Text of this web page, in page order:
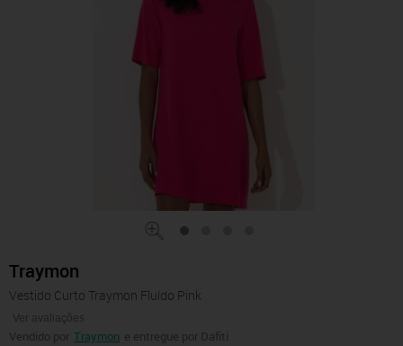
Traymon
Vestido Curto Traymon Fluído Pink
Ver avaliações
Vendido por Traymon e entregue por Dafiti